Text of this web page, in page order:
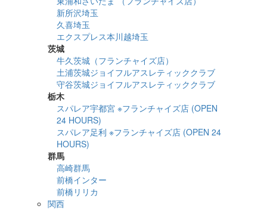
新所沢埼玉
久喜埼玉
エクスプレス本川越埼玉
茨城
牛久茨城（フランチャイズ店）
土浦茨城ジョイフルアスレティッククラブ
守谷茨城ジョイフルアスレティッククラブ
栃木
スパレア宇都宮 ※フランチャイズ店 (OPEN
24 HOURS)
スパレア足利 ※フランチャイズ店 (OPEN 24
HOURS)
群馬
高崎群馬
前橋インター
前橋リリカ
関西